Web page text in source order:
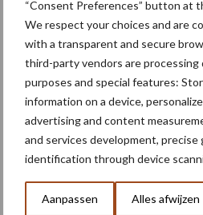
“Consent Preferences” button at
We respect your choices and are
with a transparent and secure
third-party vendors are
purposes and special features:
information on a device,
advertising and content
and services development, precise
identification through device
Aanpassen Alles afwijzen
opmars van
Themapagina's